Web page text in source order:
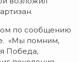
по сообщению
«Мы помним,
Победа,